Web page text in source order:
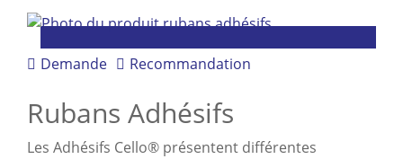
Demande Recommandation
Rubans Adhésifs
Les Adhésifs Cello® présentent différentes